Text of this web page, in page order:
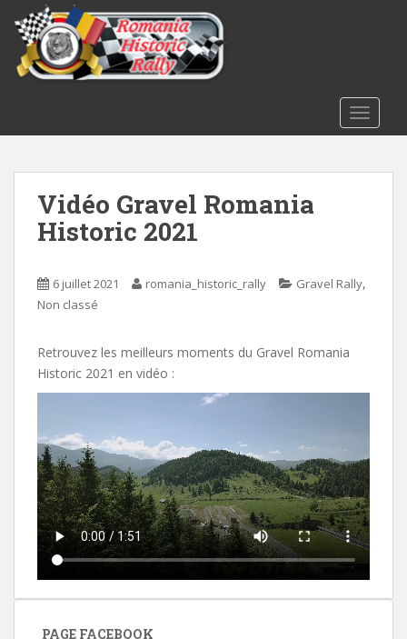
m
Vidéo Gravel Romania
Historic 2021
6 juillet 2021 romania_historic_rally Gravel Rally,
Non classé
Retrouvez les meilleurs moments du Gravel Romania
Historic 2021 en vidéo :
PAGE FACEBOOK